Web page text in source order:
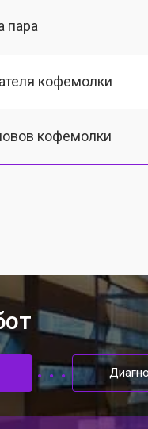
пара
кофемолки
кофемолки
кофемашины Bork
механизма